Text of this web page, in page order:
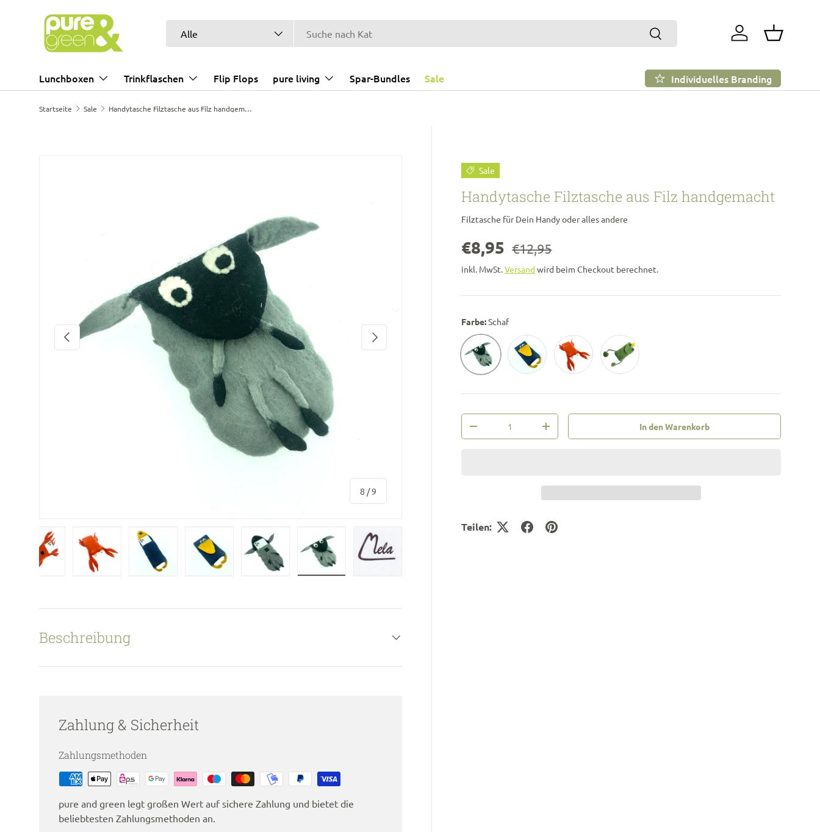
Direkt zum Inhalt
Alle Suchen
Einloggen
Lunchboxen Trinkflaschen Flip Flops pure living Spar-Bundles Sale Individuelles Branding
Startseite Sale Handytasche Filztasche aus Filz handgemacht
Vorherige
8 /von
9
Nächste
Sale
Handytasche Filztasche aus Filz handgemacht
Filztasche für Dein Handy oder alles andere
€8,95 €12,95
inkl. MwSt.Versandwird beim Checkout berechnet.
Farbe:Schaf
Schaf Rabe Hummer Frosch
Anzahl
-
+ In den Warenkorb
Teilen:
Beschreibung
Zahlung & Sicherheit
Zahlungsmethoden
pure and green legt großen Wert auf sichere Zahlung und bietet die
beliebtesten Zahlungsmethoden an.